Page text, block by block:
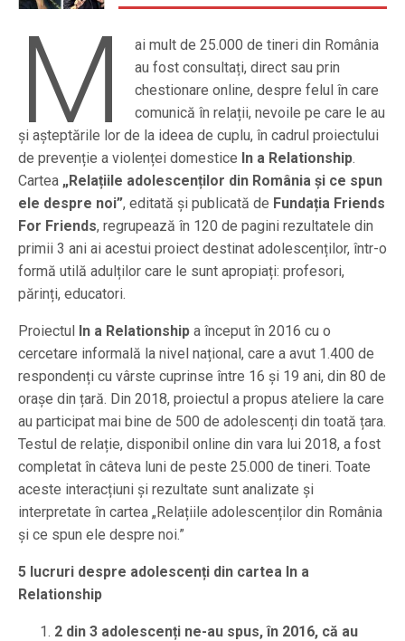
M
ai mult de 25.000 de tineri din România
au fost consultați, direct sau prin
chestionare online, despre felul în care
comunică în relații, nevoile pe care le au
și așteptările lor de la ideea de cuplu, în cadrul proiectului
de prevenție a violenței domestice In a Relationship.
Cartea „Relațiile adolescenților din România și ce spun
ele despre noi”, editată și publicată de Fundația Friends
For Friends, regrupează în 120 de pagini rezultatele din
primii 3 ani ai acestui proiect destinat adolescenților, într-o
formă utilă adulților care le sunt apropiați: profesori,
părinți, educatori.
Proiectul In a Relationship a început în 2016 cu o
cercetare informală la nivel național, care a avut 1.400 de
respondenți cu vârste cuprinse între 16 și 19 ani, din 80 de
orașe din țară. Din 2018, proiectul a propus ateliere la care
au participat mai bine de 500 de adolescenți din toată țara.
Testul de relație, disponibil online din vara lui 2018, a fost
completat în câteva luni de peste 25.000 de tineri. Toate
aceste interacțiuni și rezultate sunt analizate și
interpretate în cartea „Relațiile adolescenților din România
și ce spun ele despre noi.”
5 lucruri despre adolescenți din cartea In a
Relationship
2 din 3 adolescenți ne-au spus, în 2016, că au